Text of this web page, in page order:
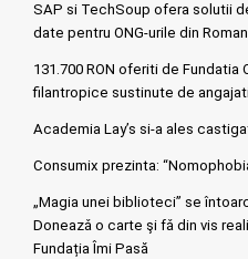
SAP si TechSoup ofera solutii
date pentru ONG-urile din
131.700 RON oferiti de
filantropice sustinute de
Academia Lay’s si-a ales
Consumix prezinta:
„Magia unei biblioteci” se
Doneazǎ o carte şi fǎ din vis
Fundația Îmi Pasă